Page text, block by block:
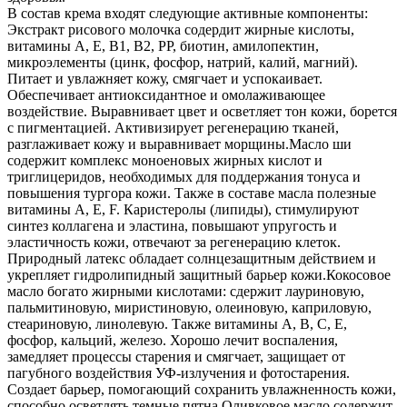
В состав крема входят следующие активные компоненты:
Экстракт рисового молочка содердит жирные кислоты,
витамины А, E, В1, В2, РР, биотин, амилопектин,
микроэлементы (цинк, фосфор, натрий, калий, магний).
Питает и увлажняет кожу, смягчает и успокаивает.
Обеспечивает антиоксидантное и омолаживающее
воздействие. Выравнивает цвет и осветляет тон кожи, борется
с пигментацией. Активизирует регенерацию тканей,
разглаживает кожу и выравнивает морщины.Масло ши
содержит комплекс моноеновых жирных кислот и
триглицеридов, необходимых для поддержания тонуса и
повышения тургора кожи. Также в составе масла полезные
витамины А, Е, F. Каристеролы (липиды), стимулируют
синтез коллагена и эластина, повышают упругость и
эластичность кожи, отвечают за регенерацию клеток.
Природный латекс обладает солнцезащитным действием и
укрепляет гидролипидный защитный барьер кожи.Кокосовое
масло богато жирными кислотами: сдержит лауриновую,
пальмитиновую, миристиновую, олеиновую, каприловую,
стеариновую, линолевую. Также витамины А, В, С, Е,
фосфор, кальций, железо. Хорошо лечит воспаления,
замедляет процессы старения и смягчает, защищает от
пагубного воздействия УФ-излучения и фотостарения.
Создает барьер, помогающий сохранить увлажненность кожи,